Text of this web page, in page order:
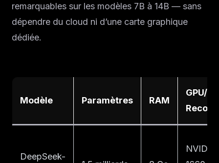
remarquables sur les modèles 7B à 14B — sans
dépendre du cloud ni d’une carte graphique
dédiée.
Modèle Paramètres RAM
GPU/
DeepSeek-
NVIDIA